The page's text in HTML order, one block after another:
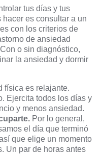
tus días y tus
es consultar a un
con los criterios de
de ansiedad
o sin diagnóstico,
la ansiedad y dormir
física es relajante.
Ejercita todos los días y
y menos ansiedad.
Por lo general,
el día que terminó
que elige un momento
Un par de horas antes